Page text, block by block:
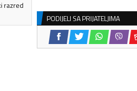
razred
PODIJELI SA PRIJATELJIMA